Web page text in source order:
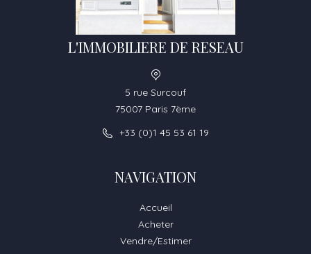
L'IMMOBILIERE DE RESEAU
5 rue Surcouf
75007 Paris 7ème
+33 (0)1 45 53 61 19
NAVIGATION
Accueil
Acheter
Vendre/Estimer